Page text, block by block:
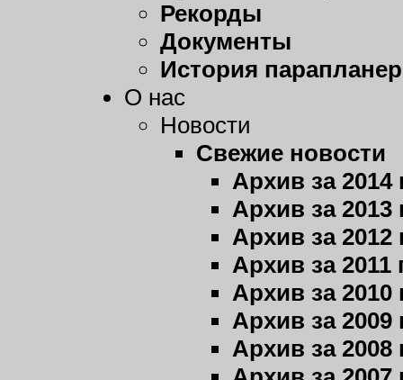
Рекорды
Документы
История
О нас
Новости
Свежие новости
Архив за 2014
Архив за 2013
Архив за 2012
Архив за 2011
Архив за 2010
Архив за 2009
Архив за 2008